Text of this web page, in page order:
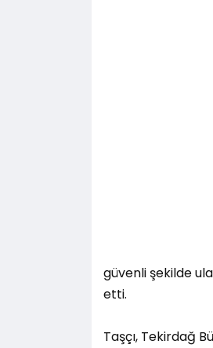
güvenli şekilde
etti.
Taşçı, Tekirdağ